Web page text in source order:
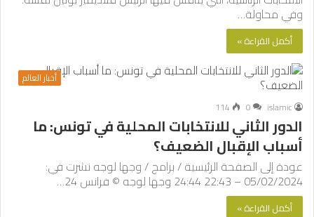
وفي محاولة…
أكمل القراءة »
أخبار العالم
islamic
0
114
الدور الثاني للانتخابات المحلية في تونس: ما
أسباب الإقبال الضعيف؟
عودة إلى الصفحة الرئيسية / برامج / وجها لوجه نشرت في:
05/02/2024 – 22:43 24:44 وجها لوجه © فرانس 24…
أكمل القراءة »